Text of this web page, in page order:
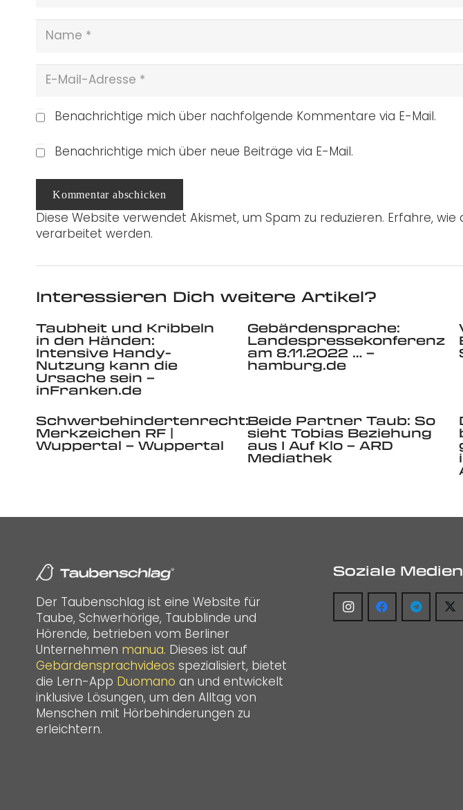
Benachrichtige mich über nachfolgende Kommentare via E-Mail.
Benachrichtige mich über neue Beiträge via E-Mail.
Kommentar abschicken
Diese Website verwendet Akismet, um Spam zu reduzieren. Erfahre,
verarbeitet werden.
Interessieren Dich weitere Artikel?
Taubheit und Kribbeln
in den Händen:
Intensive Handy-
Nutzung kann die
Ursache sein –
inFranken.de
Gebärdensprache:
Landespressekonferenz
am 8.11.2022 … –
hamburg.de
Schwerbehindertenrecht:
Merkzeichen RF |
Wuppertal – Wuppertal
Beide Partner Taub: So
sieht Tobias Beziehung
aus I Auf Klo – ARD
Mediathek
Der Taubenschlag ist eine Website für
Taube, Schwerhörige, Taubblinde und
Hörende, betrieben vom Berliner
Unternehmen manua. Dieses ist auf
Gebärdensprachvideos spezialisiert, bietet
die Lern-App Duomano an und entwickelt
inklusive Lösungen, um den Alltag von
Menschen mit Hörbehinderungen zu
erleichtern.
Soziale Medien